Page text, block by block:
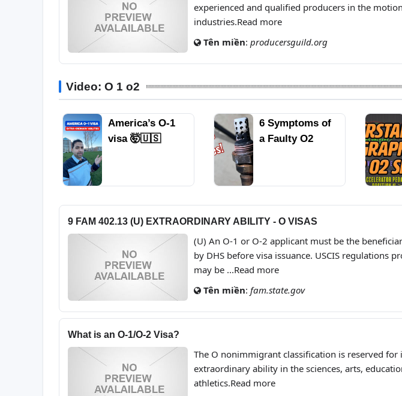
experienced and qualified producers in the
industries.Read more
Tên miền: producersguild.org
Video: O 1 o2
America’s O-1
visa 🤯🇺🇸
6 Symptoms of
a Faulty O2
Gas Mileage &
9 FAM 402.13 (U) EXTRAORDINARY ABILITY - O VISAS
(U) An O-1 or O-2 applicant must be the
by DHS before visa issuance. USCIS regulations
may be ...Read more
Tên miền: fam.state.gov
What is an O-1/O-2 Visa?
The O nonimmigrant classification is reserved
extraordinary ability in the sciences, arts,
athletics.Read more